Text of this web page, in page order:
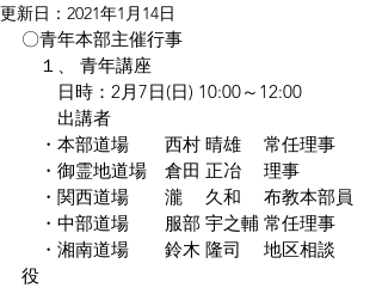
更新日： 2021年1月14日
〇青年本部主催行事
１、 青年講座
日時：2月7日(日) 10:00～12:00
出講者
・本部道場　　西村 晴雄　 常任理事
・御霊地道場　倉田 正冶 　理事
・関西道場　　瀧　 久和 　布教本部員
・中部道場　　服部 宇之輔 常任理事
・湘南道場　　鈴木 隆司 　地区相談
役